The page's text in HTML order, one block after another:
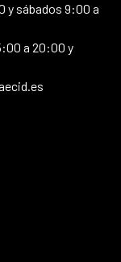
y sábados 9:00 a
a 20:00 y